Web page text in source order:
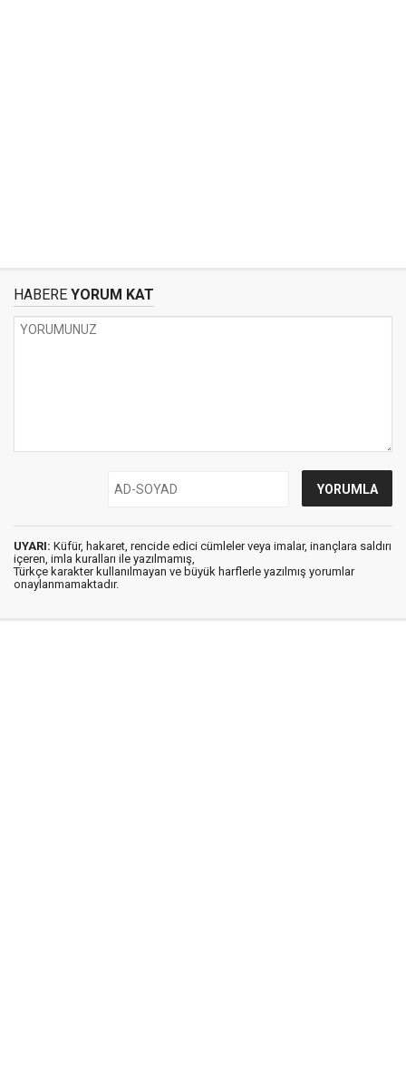
HABERE YORUM KAT
UYARI: Küfür, hakaret, rencide edici cümleler veya imalar, inançlara saldırı
içeren, imla kuralları ile yazılmamış,
Türkçe karakter kullanılmayan ve büyük harflerle yazılmış yorumlar
onaylanmamaktadır.